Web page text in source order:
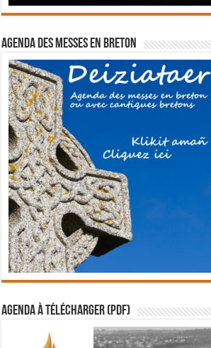
Agenda des messes en breton
Agenda à télécharger (PDF)